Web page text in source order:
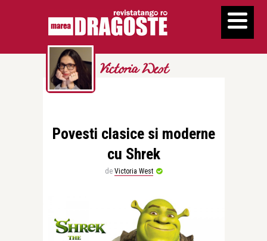
Victoria West
Povesti clasice si moderne
cu Shrek
de Victoria West